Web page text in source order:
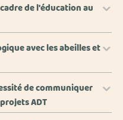
de l'éducation au
avec les abeilles et
de communiquer
ADT